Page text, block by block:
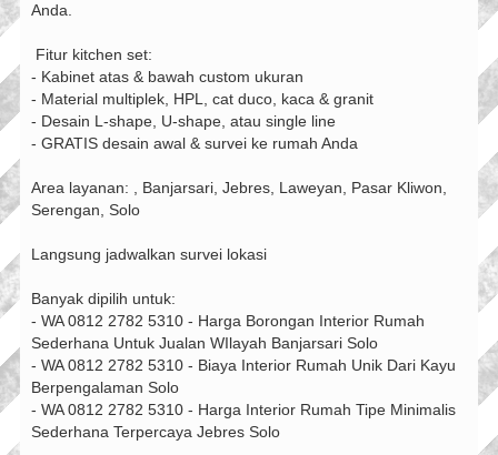
Anda.
‍ Fitur kitchen set:
- Kabinet atas & bawah custom ukuran
- Material multiplek, HPL, cat duco, kaca & granit
- Desain L-shape, U-shape, atau single line
- GRATIS desain awal & survei ke rumah Anda
Area layanan: , Banjarsari, Jebres, Laweyan, Pasar Kliwon,
Serengan, Solo
Langsung jadwalkan survei lokasi
Banyak dipilih untuk:
- WA 0812 2782 5310 - Harga Borongan Interior Rumah
Sederhana Untuk Jualan WIlayah Banjarsari Solo
- WA 0812 2782 5310 - Biaya Interior Rumah Unik Dari Kayu
Berpengalaman Solo
- WA 0812 2782 5310 - Harga Interior Rumah Tipe Minimalis
Sederhana Terpercaya Jebres Solo